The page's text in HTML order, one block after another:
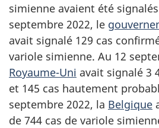
simienne avaient été
septembre 2022, le
avait signalé 129 cas
variole simienne. Au 12
Royaume-Uni avait signalé 3
et 145 cas hautement
septembre 2022, la Belgique
de 744 cas de variole